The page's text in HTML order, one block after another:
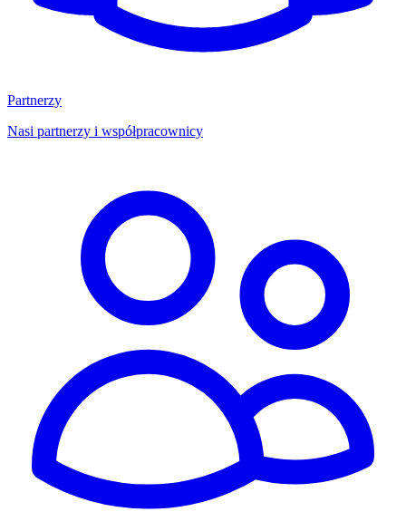
Partnerzy
Nasi partnerzy i współpracownicy